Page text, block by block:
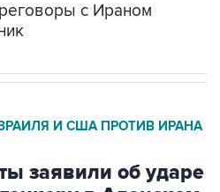
с Ираном
И США ПРОТИВ ИРАНА
заявили об ударе